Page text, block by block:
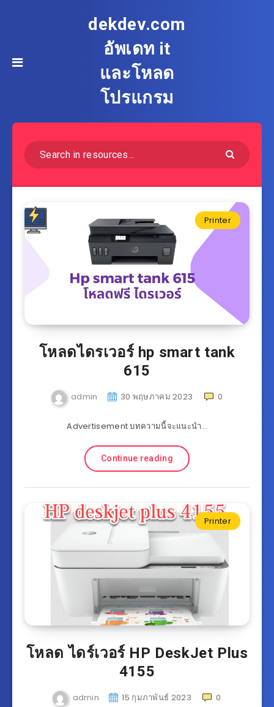
dekdev.com
อัพเดท it
และโหลด
โปรแกรม
Printer
โหลดไดรเวอร์ hp smart tank
615
admin 30 พฤษภาคม 2023 0
Advertisement บทความนี้จะแนะนำ…
Continue reading
Printer
โหลด ไดร์เวอร์ HP DeskJet Plus
4155
admin 15 กุมภาพันธ์ 2023 0